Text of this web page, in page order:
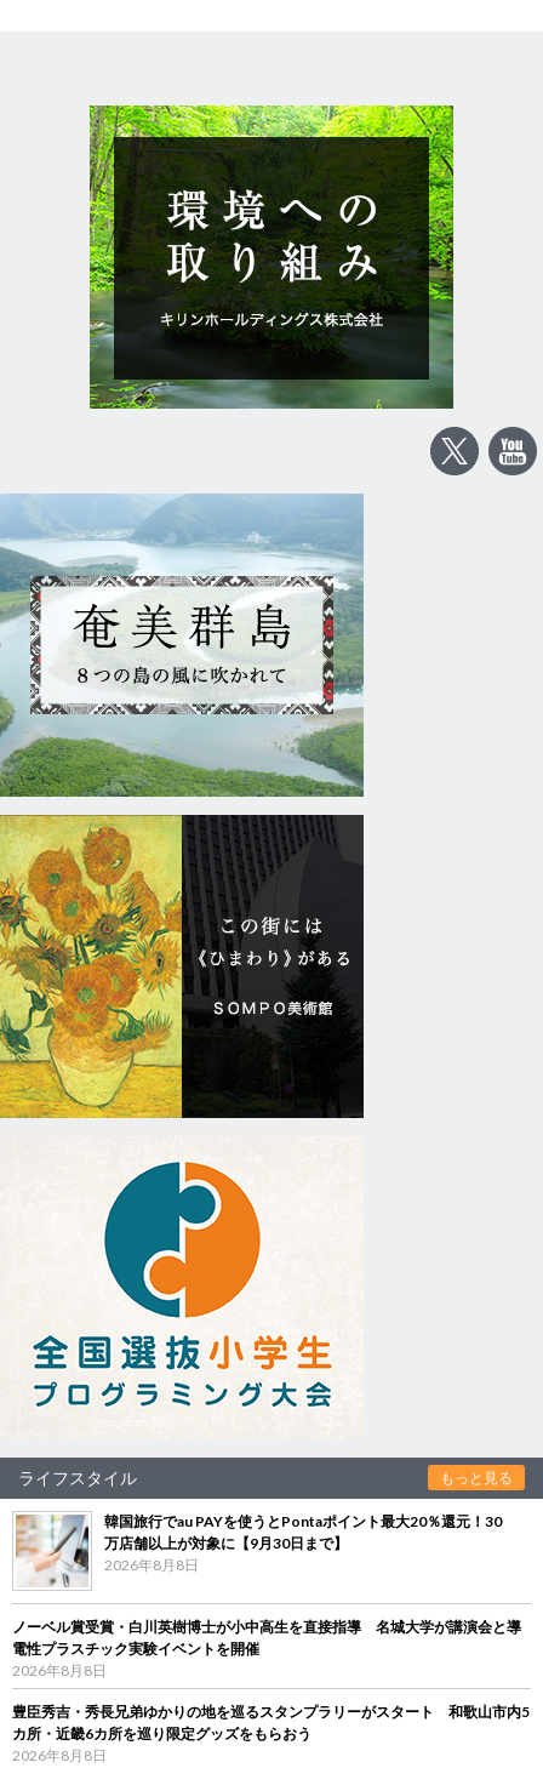
ライフスタイル もっと見る
韓国旅行でau PAYを使うとPontaポイント最大20％還元！30
万店舗以上が対象に【9月30日まで】
2026年8月8日
ノーベル賞受賞・白川英樹博士が小中高生を直接指導 名城大学が講演会と導
電性プラスチック実験イベントを開催
2026年8月8日
豊臣秀吉・秀長兄弟ゆかりの地を巡るスタンプラリーがスタート 和歌山市内5
カ所・近畿6カ所を巡り限定グッズをもらおう
2026年8月8日